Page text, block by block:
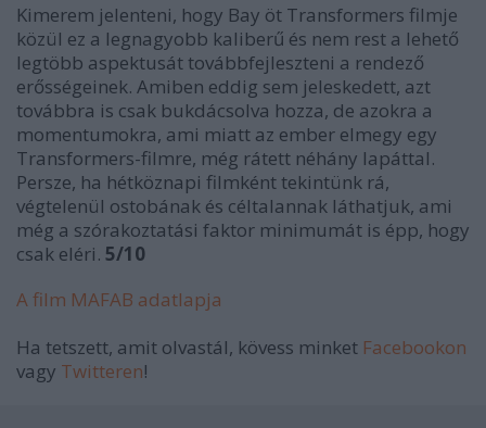
Kimerem jelenteni, hogy Bay öt Transformers filmje
közül ez a legnagyobb kaliberű és nem rest a lehető
legtöbb aspektusát továbbfejleszteni a rendező
erősségeinek. Amiben eddig sem jeleskedett, azt
továbbra is csak bukdácsolva hozza, de azokra a
momentumokra, ami miatt az ember elmegy egy
Transformers-filmre, még rátett néhány lapáttal.
Persze, ha hétköznapi filmként tekintünk rá,
végtelenül ostobának és céltalannak láthatjuk, ami
még a szórakoztatási faktor minimumát is épp, hogy
csak eléri. 5/10
A film MAFAB adatlapja
Ha tetszett, amit olvastál, kövess minket Facebookon
vagy Twitteren!